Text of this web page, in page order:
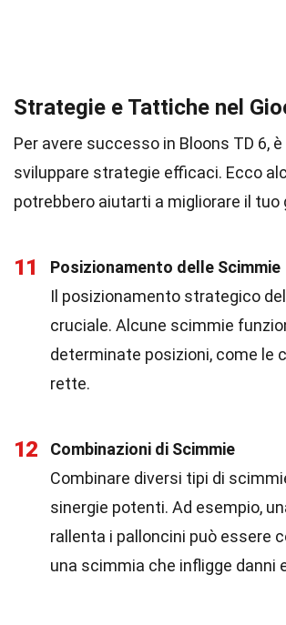
Strategie e Tattiche nel
Per avere successo in Bloons TD 6,
sviluppare strategie efficaci. Ecco
potrebbero aiutarti a migliorare il tuo
11
Posizionamento delle Scimmie
Il posizionamento strategico
cruciale. Alcune scimmie
determinate posizioni, come le
rette.
12
Combinazioni di Scimmie
Combinare diversi tipi di
sinergie potenti. Ad esempio,
rallenta i palloncini può essere
una scimmia che infligge danni